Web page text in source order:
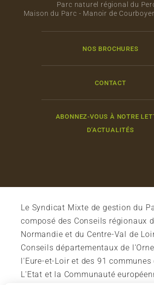
Parc naturel régional du
Maison du Parc - Manoir de
NOS BROCHURES
CONTACT
ABONNEZ-VOUS À NOTRE
D'ACTUALITÉS
Le Syndicat Mixte de gestion du
composé des Conseils régionaux
Normandie et du Centre-Val de
Conseils départementaux de
l'Eure-et-Loir et des 91 communes
L'Etat et la Communauté